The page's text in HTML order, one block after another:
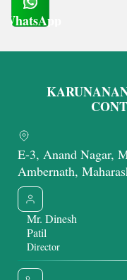
WhatsApp
E-3, Anand Nagar,
Ambernath,
Mr. Dinesh
Patil
Director